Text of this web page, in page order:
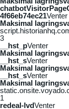
4f66eb74ec21Venter
Maksimal
3
__hst_pVenter
Maksimal
__hst_sVenter
Maksimal
__hst_sVenter
Maksimal
1
redeal-lvdVenter